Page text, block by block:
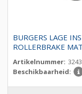
BURGERS LAGE
ROLLERBRAKE
Artikelnummer:
Beschikbaarheid: